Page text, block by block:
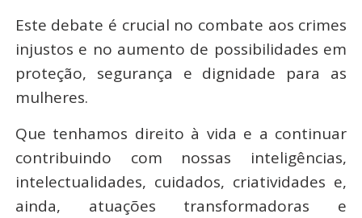
Este debate é crucial no combate aos crimes
injustos e no aumento de possibilidades em
proteção, segurança e dignidade para as
mulheres.
Que tenhamos direito à vida e a continuar
contribuindo com nossas inteligências,
intelectualidades, cuidados, criatividades e,
ainda, atuações transformadoras e